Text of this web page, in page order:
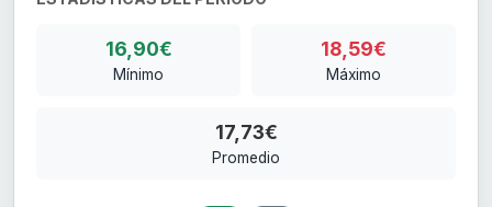
16,90€
Mínimo
18,59€
Máximo
17,73€
Promedio